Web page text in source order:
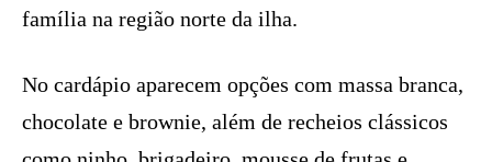
família na região norte da ilha.
No cardápio aparecem opções com massa branca,
chocolate e brownie, além de recheios clássicos